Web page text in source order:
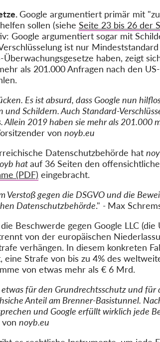
Google argumentiert primär mit
sollen (siehe Seite 23 bis 26 der
Google argumentiert sogar mit
ist nur
haben, zeigt
als 201.000 Anfragen nach den
Es ist absurd, dass Google nun
Schildern. Auch Standard-
Allein 2019 haben sie mehr als 201.000
von noyb.eu
Datenschutzbehörde hat
hatauf 36 Seiten den
(PDF) eingebracht.
Verstoß gegen die DSGVO und die
Datenschutzbehörde." - Max
Beschwerde gegen Google LLC
von der europäischen
verhängen. In diesem konkreten
Strafe von bis zu 4% des
von etwas mehr als € 6 Mrd.
für den Grundrechtsschutz und für
Anteil am Brenner-Basistunnel.
und Google erfüllt wirklich jede
noyb.eu